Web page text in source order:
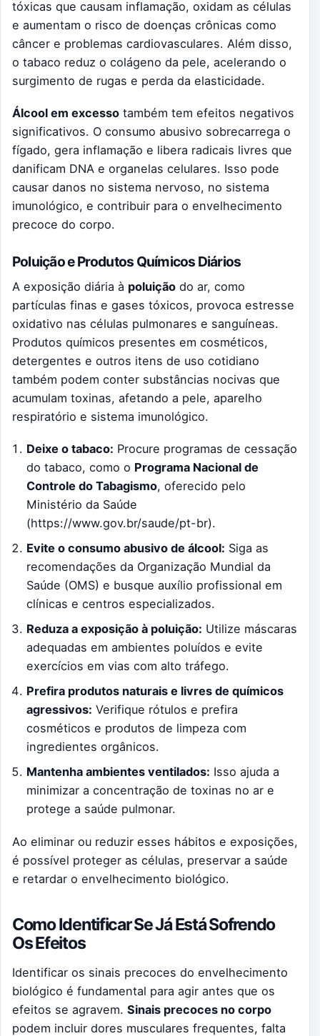
tóxicas que causam inflamação, oxidam as células
e aumentam o risco de doenças crônicas como
câncer e problemas cardiovasculares. Além disso,
o tabaco reduz o colágeno da pele, acelerando o
surgimento de rugas e perda da elasticidade.
Álcool em excesso também tem efeitos negativos
significativos. O consumo abusivo sobrecarrega o
fígado, gera inflamação e libera radicais livres que
danificam DNA e organelas celulares. Isso pode
causar danos no sistema nervoso, no sistema
imunológico, e contribuir para o envelhecimento
precoce do corpo.
Poluição e Produtos Químicos Diários
A exposição diária à poluição do ar, como
partículas finas e gases tóxicos, provoca estresse
oxidativo nas células pulmonares e sanguíneas.
Produtos químicos presentes em cosméticos,
detergentes e outros itens de uso cotidiano
também podem conter substâncias nocivas que
acumulam toxinas, afetando a pele, aparelho
respiratório e sistema imunológico.
Deixe o tabaco: Procure programas de cessação
do tabaco, como o Programa Nacional de
Controle do Tabagismo, oferecido pelo
Ministério da Saúde
(https://www.gov.br/saude/pt-br).
Evite o consumo abusivo de álcool: Siga as
recomendações da Organização Mundial da
Saúde (OMS) e busque auxílio profissional em
clínicas e centros especializados.
Reduza a exposição à poluição: Utilize máscaras
adequadas em ambientes poluídos e evite
exercícios em vias com alto tráfego.
Prefira produtos naturais e livres de químicos
agressivos: Verifique rótulos e prefira
cosméticos e produtos de limpeza com
ingredientes orgânicos.
Mantenha ambientes ventilados: Isso ajuda a
minimizar a concentração de toxinas no ar e
protege a saúde pulmonar.
Ao eliminar ou reduzir esses hábitos e exposições,
é possível proteger as células, preservar a saúde
e retardar o envelhecimento biológico.
Como Identificar Se Já Está Sofrendo
Os Efeitos
Identificar os sinais precoces do envelhecimento
biológico é fundamental para agir antes que os
efeitos se agravem. Sinais precoces no corpo
podem incluir dores musculares frequentes, falta